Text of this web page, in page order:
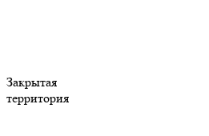
Закрытая
территория